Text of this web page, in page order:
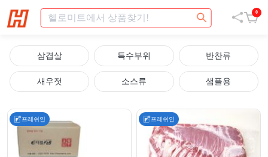
0
삼겹살 특수부위 반찬류
새우젓 소스류 샘플용
프레쉬인 프레쉬인